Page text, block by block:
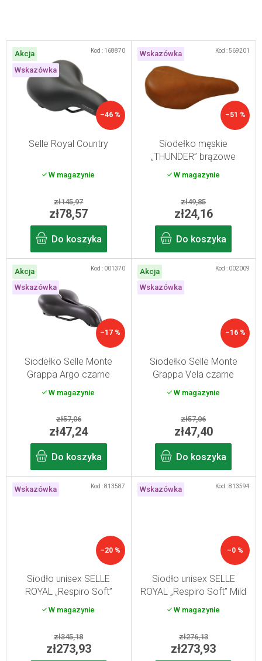
L
w
Akcja
Wskazówka
–46 %
Selle Royal Country
W magazynie
zł145,97
zł78,57
Do koszyka
Kod : 168870 Wskazówka
–51 %
Siodełko męskie
„THUNDER” brązowe
W magazynie
zł49,85
zł24,16
Do koszyka
Kod :569201
Akcja
Wskazówka
–17 %
Siodełko Selle Monte
Grappa Argo czarne
W magazynie
zł57,06
zł47,24
Do koszyka
Kod : 001370
Akcja
Wskazówka
–16 %
Siodełko Selle Monte
Grappa Vela czarne
W magazynie
zł57,06
zł47,40
Do koszyka
Kod : 002009
Wskazówka
–20 %
Siodło unisex SELLE
ROYAL „Respiro Soft”
Athletic
W magazynie
zł345,18
zł273,93
Kod :813587 Wskazówka
–0 %
Siodło unisex SELLE
ROYAL „Respiro Soft” Mild
W magazynie
zł276,13
zł273,93
Kod :813594